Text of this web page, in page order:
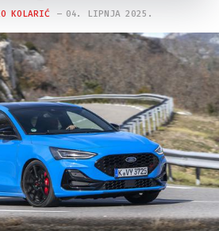
KOLARIĆ 04. LIPNJA 2025.